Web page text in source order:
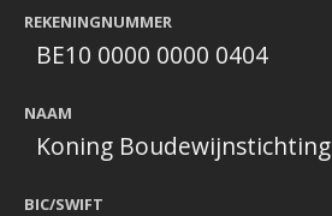
REKENINGNUMMER
BE10 0000 0000 0404
NAAM
Koning Boudewijnstichting
BIC/SWIFT